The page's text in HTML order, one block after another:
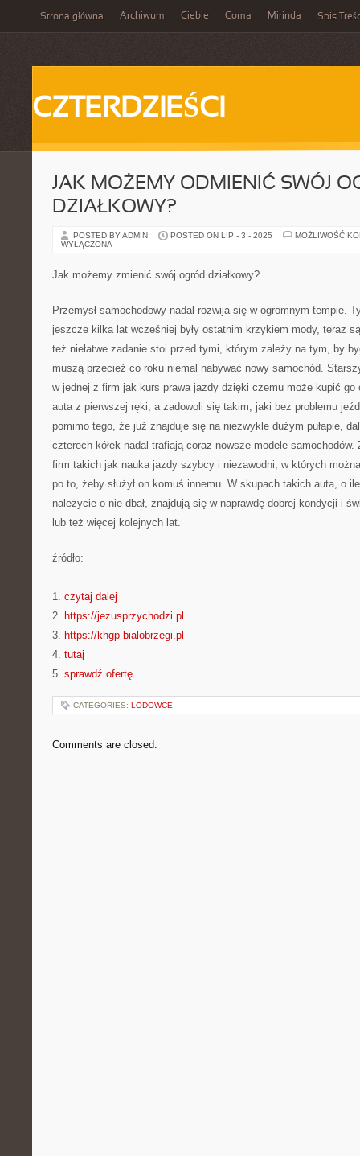
Strona główna Archiwum Ciebie Coma Mirinda Spis
CZTERDZIEŚCI
JAK MOŻEMY ODMIENIĆ SWÓJ
DZIAŁKOWY?
POSTED BY ADMIN POSTED ON LIP - 3 - 2025
MOŻLIWOŚĆ
WYŁĄCZONA
Jak możemy zmienić swój ogród działkowy?
Przemysł samochodowy nadal rozwija się w ogromnym tempie.
jeszcze kilka lat wcześniej były ostatnim krzykiem mody, teraz
też niełatwe zadanie stoi przed tymi, którym zależy na tym, by
muszą przecież co roku niemal nabywać nowy samochód.
w jednej z firm jak kurs prawa jazdy dzięki czemu może kupić go
auta z pierwszej ręki, a zadowoli się takim, jaki bez problemu
pomimo tego, że już znajduje się na niezwykle dużym pułapie,
czterech kółek nadal trafiają coraz nowsze modele
firm takich jak nauka jazdy szybcy i niezawodni, w których
po to, żeby służył on komuś innemu. W skupach takich auta, o
należycie o nie dbał, znajdują się w naprawdę dobrej kondycji i
lub też więcej kolejnych lat.
źródło:
———————————
1. czytaj dalej
2. https://jezusprzychodzi.pl
3. https://khgp-bialobrzegi.pl
4. tutaj
5. sprawdź ofertę
CATEGORIES: LODOWCE
Comments are closed.